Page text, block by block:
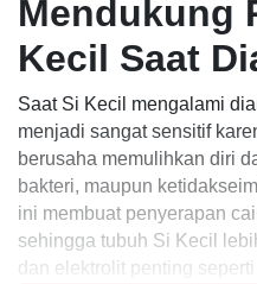
Mendukung
Kecil Saat
Saat Si Kecil mengalami
menjadi sangat sensitif
berusaha memulihkan diri
bakteri, maupun
ini membuat penyerapan
sehingga tubuh Si Kecil
dan elektrolit penting